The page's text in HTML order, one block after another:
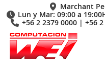
Marchant
Lun y Mar: 09:00 a
+56 2 2379 0000 | +56